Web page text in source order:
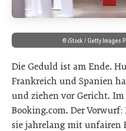
© iStock / Getty Images
Die Geduld ist am Ende.
Frankreich und Spanien
und ziehen vor Gericht. Im
Booking.com. Der
sie jahrelang mit unfairen